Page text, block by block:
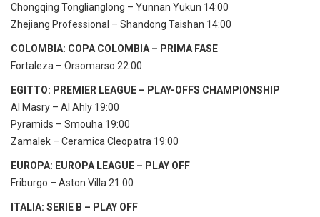
Chongqing Tonglianglong – Yunnan Yukun 14:00
Zhejiang Professional – Shandong Taishan 14:00
COLOMBIA: COPA COLOMBIA – PRIMA FASE
Fortaleza – Orsomarso 22:00
EGITTO: PREMIER LEAGUE – PLAY-OFFS CHAMPIONSHIP
Al Masry – Al Ahly 19:00
Pyramids – Smouha 19:00
Zamalek – Ceramica Cleopatra 19:00
EUROPA: EUROPA LEAGUE – PLAY OFF
Friburgo – Aston Villa 21:00
ITALIA: SERIE B – PLAY OFF